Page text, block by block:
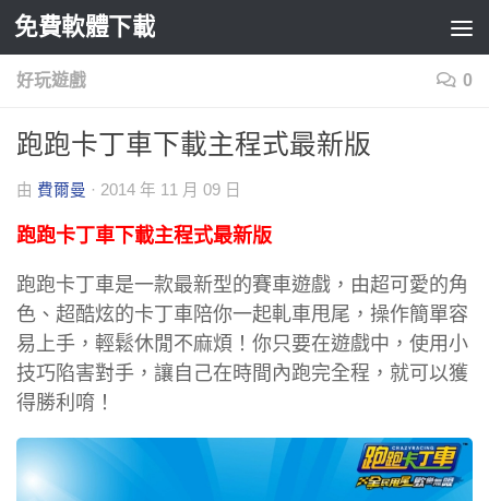
Skip to content
免費軟體下載
好玩遊戲 0
跑跑卡丁車下載主程式最新版
由 費爾曼 · 2014 年 11 月 09 日
跑跑卡丁車下載主程式最新版
跑跑卡丁車是一款最新型的賽車遊戲，由超可愛的角
色、超酷炫的卡丁車陪你一起軋車甩尾，操作簡單容
易上手，輕鬆休閒不麻煩！你只要在遊戲中，使用小
技巧陷害對手，讓自己在時間內跑完全程，就可以獲
得勝利唷！